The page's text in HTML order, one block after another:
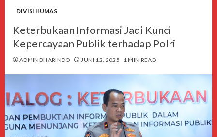
DIVISI HUMAS
Keterbukaan Informasi Jadi Kunci
Kepercayaan Publik terhadap Polri
ADMINBHARINDO JUNI 12, 2025 1 MIN READ